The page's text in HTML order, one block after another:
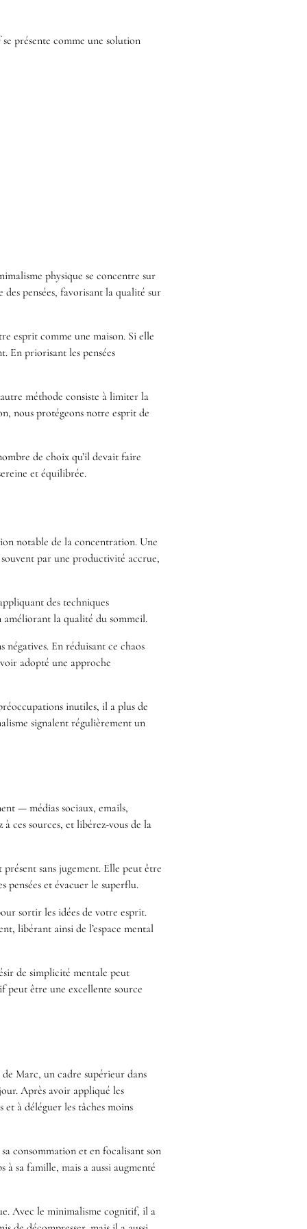
présente comme une solution
physique se concentre sur
pensées, favorisant la qualité sur
esprit comme une maison. Si elle
En priorisant les pensées
méthode consiste à limiter la
nous protégeons notre esprit de
de choix qu’il devait faire
et équilibrée.
notable de la concentration. Une
souvent par une productivité accrue,
des techniques
améliorant la qualité du sommeil.
En réduisant ce chaos
adopté une approche
inutiles, il a plus de
signalent régulièrement un
— médias sociaux, emails,
ces sources, et libérez-vous de la
sans jugement. Elle peut être
pensées et évacuer le superflu.
sortir les idées de votre esprit.
libérant ainsi de l’espace mental
de simplicité mentale peut
peut être une excellente source
Marc, un cadre supérieur dans
Après avoir appliqué les
à déléguer les tâches moins
consommation et en focalisant son
sa famille, mais a aussi augmenté
Avec le minimalisme cognitif, il a